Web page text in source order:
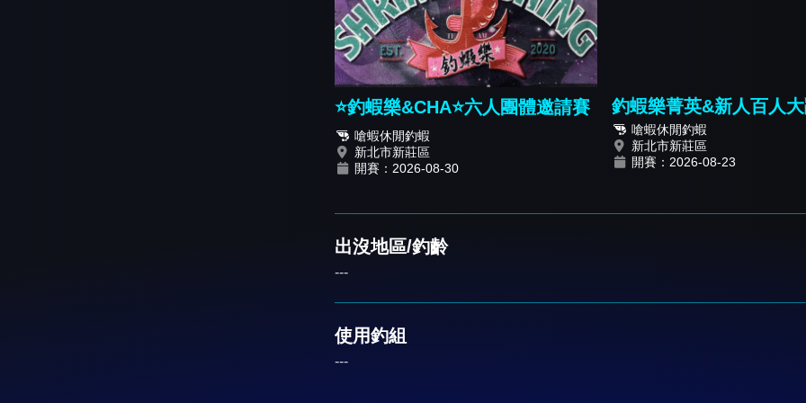
⭐️釣蝦樂&CHA⭐️六人團體邀請賽
嗆蝦休閒釣蝦
新北市新莊區
開賽：2026-08-30
釣蝦樂菁英&新人百人
《菁英報名篇》
嗆蝦休閒釣蝦
新北市新莊區
開賽：2026-08-23
出沒地區/釣齡
---
使用釣組
---